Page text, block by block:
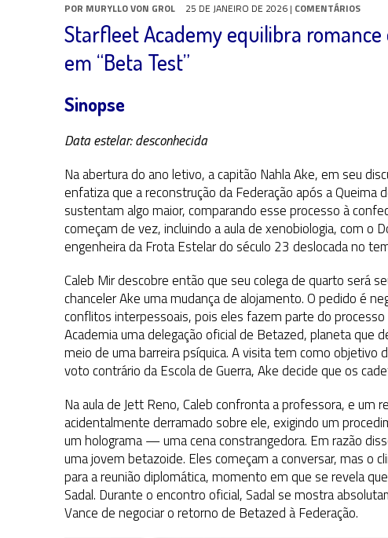
POR MURYLLO VON GROL 25 DE JANEIRO DE 2026 | COMENTÁRIOS
Starfleet Academy equilibra
em “Beta Test”
Sinopse
Data estelar: desconhecida
Na abertura do ano letivo, a capitão Nahla Ake, em seu
enfatiza que a reconstrução da Federação após a
sustentam algo maior, comparando esse processo à
começam de vez, incluindo a aula de xenobiologia, com o
engenheira da Frota Estelar do século 23 deslocada no
Caleb Mir descobre então que seu colega de quarto será
chanceler Ake uma mudança de alojamento. O pedido é
conflitos interpessoais, pois eles fazem parte do
Academia uma delegação oficial de Betazed, planeta que
meio de uma barreira psíquica. A visita tem como objetivo
voto contrário da Escola de Guerra, Ake decide que os
Na aula de Jett Reno, Caleb confronta a professora, e um
acidentalmente derramado sobre ele, exigindo um
um holograma — uma cena constrangedora. Em razão
uma jovem betazoide. Eles começam a conversar, mas o
para a reunião diplomática, momento em que se revela
Sadal. Durante o encontro oficial, Sadal se mostra
Vance de negociar o retorno de Betazed à Federação.